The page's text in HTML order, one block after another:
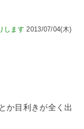
します 2013/07/04(木)
か目利きが全く出